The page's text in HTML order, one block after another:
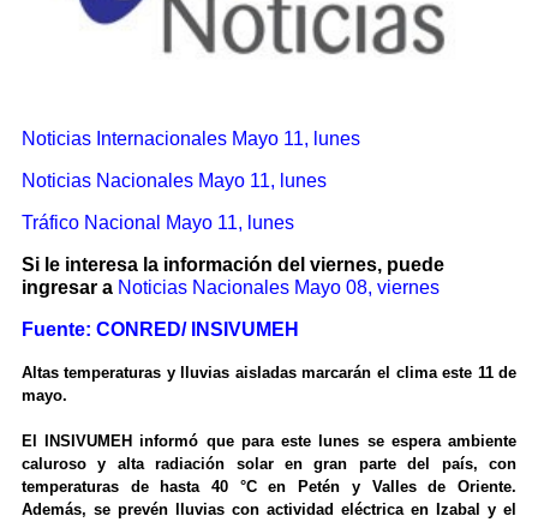
Noticias Internacionales Mayo 11, lunes
Noticias Nacionales Mayo 11, lunes
Tráfico Nacional Mayo 11, lunes
Si le interesa la información del viernes, puede
ingresar a Noticias Nacionales Mayo 08, viernes
Fuente: CONRED/ INSIVUMEH
Altas temperaturas y lluvias aisladas marcarán el clima este 11 de
mayo.
El INSIVUMEH informó que para este lunes se espera ambiente
caluroso y alta radiación solar en gran parte del país, con
temperaturas de hasta 40 °C en Petén y Valles de Oriente.
Además, se prevén lluvias con actividad eléctrica en Izabal y el